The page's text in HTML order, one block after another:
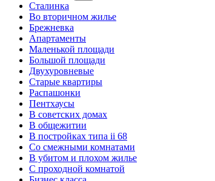
Сталинка
Во вторичном жилье
Брежневка
Апартаменты
Маленькой площади
Большой площади
Двухуровневые
Старые квартиры
Распашонки
Пентхаусы
В советских домах
В общежитии
В постройках типа ii 68
Со смежными комнатами
В убитом и плохом жилье
С проходной комнатой